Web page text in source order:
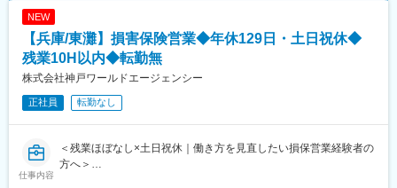
【主な業務】
・自動ドア、周辺製品に関わる要素技術の研究
・市場ニーズを踏まえた仕様書および設計検討書の作成
・製品設計（設計計算、量産設計、図面作成など）
・試作品の評価（評価方法の立案、試験の実施など）
（1）社会に直結した製品開発で手応えが実感できる
街中で自分が手がけた製品が「誰かの移動や暮らしを支えてい
NEW
【兵庫/東灘】損害保険営業◆年休129日・土日祝休◆
残業10H以内◆転勤無
株式会社神戸ワールドエージェンシー
正社員 転勤なし
仕事内容
＜残業ほぼなし×土日祝休｜働き方を見直したい損保営業経験者の
方へ＞